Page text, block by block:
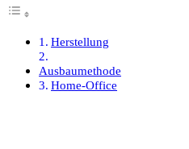
Herstellung
Ausbaumethode
Home-Office